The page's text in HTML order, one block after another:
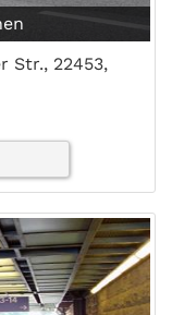
Str., 22453,